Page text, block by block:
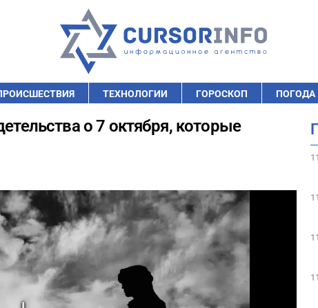
ТЕХНОЛОГИИ ГОРОСКОП ПОГОДА
о 7 октября, которые